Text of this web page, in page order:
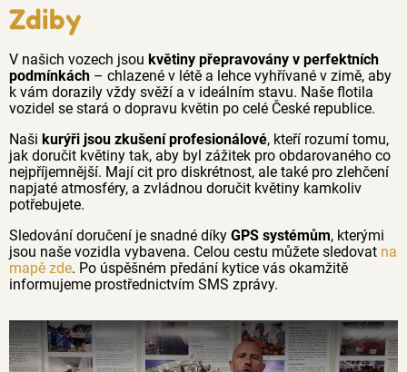
Zdiby
V našich vozech jsou květiny přepravovány v perfektních
podmínkách – chlazené v létě a lehce vyhřívané v zimě, aby
k vám dorazily vždy svěží a v ideálním stavu. Naše flotila
vozidel se stará o dopravu květin po celé České republice.
Naši kurýři jsou zkušení profesionálové, kteří rozumí tomu,
jak doručit květiny tak, aby byl zážitek pro obdarovaného co
nejpříjemnější. Mají cit pro diskrétnost, ale také pro zlehčení
napjaté atmosféry, a zvládnou doručit květiny kamkoliv
potřebujete.
Sledování doručení je snadné díky GPS systémům, kterými
jsou naše vozidla vybavena. Celou cestu můžete sledovat na
mapě zde. Po úspěšném předání kytice vás okamžitě
informujeme prostřednictvím SMS zprávy.